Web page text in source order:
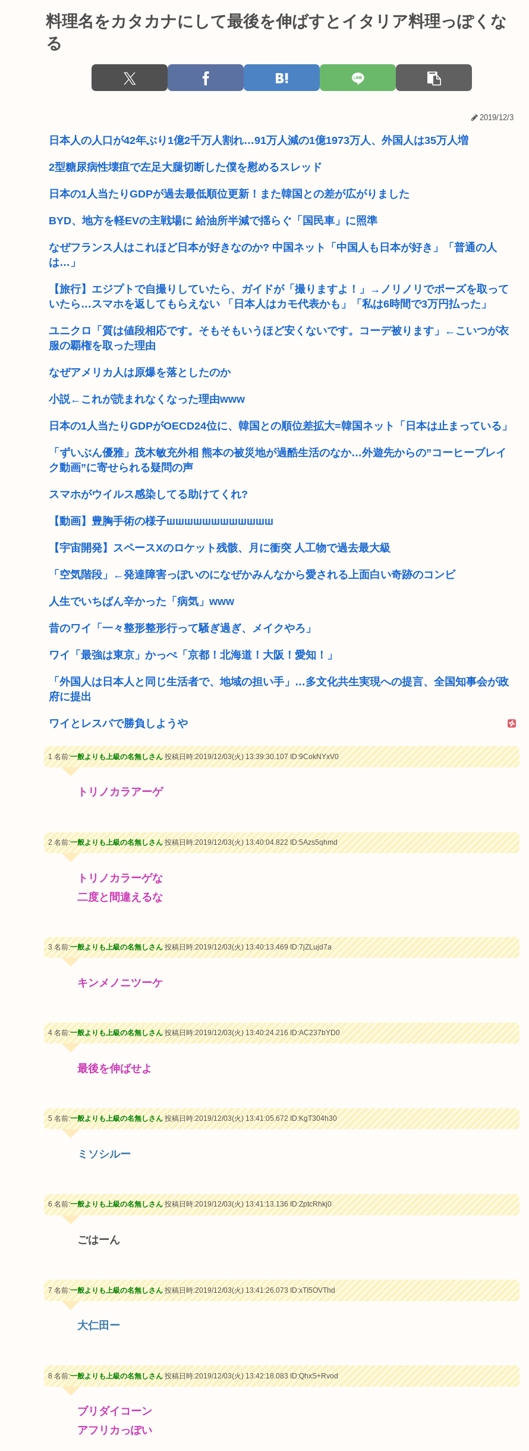
女性「意識失った女性を救護してる間、無関係の男が無言でついてきた...
【8/6】8.6秒バズーカ、反日行為で消えるwww
X民「男はほぼ全員、友達に『4ね』と冗談で言うことがある」これマ...
Win95開発者「日本でITが3Kと呼ばれるのは企業が根本的に間...
ジャンポケ斉藤の被害女性「事件後にバウムクーヘン売ったりTikT...
高市早苗さん、熊本避難所までいって謎の顔面ライトアップショーして...
高市早苗と面会した熊本県氷川町の至れり尽くせり島田博行さん、完全...
【画像】どえらい爆乳の
ドラクエ10オンライン、
【画像】ロリ巨乳女子大
近藤真彦、実弟&過去の
名古屋大学生さん、いく
トランプ大統領、ブチギ
自転車を押して歩きなが
「男がニヤニヤして立っ
トランプ「イランとの交
料理名をカタカナにして最後を伸ばすとイタリア料理っぽくな
る
2019/12/3
日本人の人口が42年ぶり1億2千万人割れ…91万人減の1億1973万人、外国人は35万人増
2型糖尿病性壊疽で左足大腿切断した僕を慰めるスレッド
日本の1人当たりGDPが過去最低順位更新！また韓国との差が広がりました
BYD、地方を軽EVの主戦場に 給油所半減で揺らぐ「国民車」に照準
なぜフランス人はこれほど日本が好きなのか? 中国ネット「中国人も日本が好き」「普通の人
は…」
【旅行】エジプトで自撮りしていたら、ガイドが「撮りますよ！」→ノリノリでポーズを取って
いたら…スマホを返してもらえない 「日本人はカモ代表かも」「私は6時間で3万円払った」
ユニクロ「質は値段相応です。そもそもいうほど安くないです。コーデ被ります」←こいつが衣
服の覇権を取った理由
なぜアメリカ人は原爆を落としたのか
小説←これが読まれなくなった理由www
日本の1人当たりGDPがOECD24位に、韓国との順位差拡大=韓国ネット「日本は止まっている」
「ずいぶん優雅」茂木敏充外相 熊本の被災地が過酷生活のなか…外遊先からの”コーヒーブレイ
ク動画”に寄せられる疑問の声
スマホがウイルス感染してる助けてくれ?
【動画】豊胸手術の様子шшшшшшшшшшшш
【宇宙開発】スペースXのロケット残骸、月に衝突 人工物で過去最大級
「空気階段」←発達障害っぽいのになぜかみんなから愛される上面白い奇跡のコンビ
人生でいちばん辛かった「病気」www
昔のワイ「一々整形整形行って騒ぎ過ぎ、メイクやろ」
ワイ「最強は東京」かっぺ「京都！北海道！大阪！愛知！」
「外国人は日本人と同じ生活者で、地域の担い手」…多文化共生実現への提言、全国知事会が政
府に提出
ワイとレスバで勝負しようや
1 名前:一般よりも上級の名無しさん投稿日時:2019/12/03(火) 13:39:30.107ID:9CokNYxV0
トリノカラアーゲ
2 名前:一般よりも上級の名無しさん投稿日時:2019/12/03(火) 13:40:04.822ID:5Azs5qhmd
トリノカラーゲな
二度と間違えるな
3 名前:一般よりも上級の名無しさん投稿日時:2019/12/03(火) 13:40:13.469ID:7jZLujd7a
キンメノニツーケ
4 名前:一般よりも上級の名無しさん投稿日時:2019/12/03(火) 13:40:24.216ID:AC237bYD0
最後を伸ばせよ
5 名前:一般よりも上級の名無しさん投稿日時:2019/12/03(火) 13:41:05.672ID:KgT304h30
ミソシルー
6 名前:一般よりも上級の名無しさん投稿日時:2019/12/03(火) 13:41:13.136ID:ZptcRhkj0
ごはーん
7 名前:一般よりも上級の名無しさん投稿日時:2019/12/03(火) 13:41:26.073ID:xTI5OVThd
大仁田ー
8 名前:一般よりも上級の名無しさん投稿日時:2019/12/03(火) 13:42:18.083ID:QhxS+Rvod
ブリダイコーン
アフリカっぽい